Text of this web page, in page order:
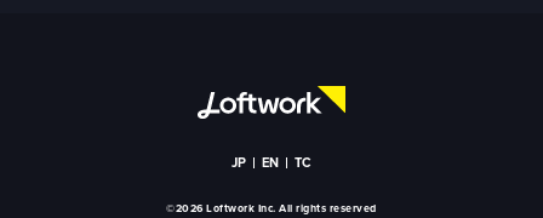
JP EN TC
©2026 Loftwork Inc. All rights reserved